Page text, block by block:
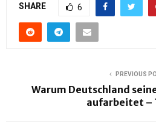
SHARE 6
PREVIOUS
Warum Deutschland
aufarbeitet –